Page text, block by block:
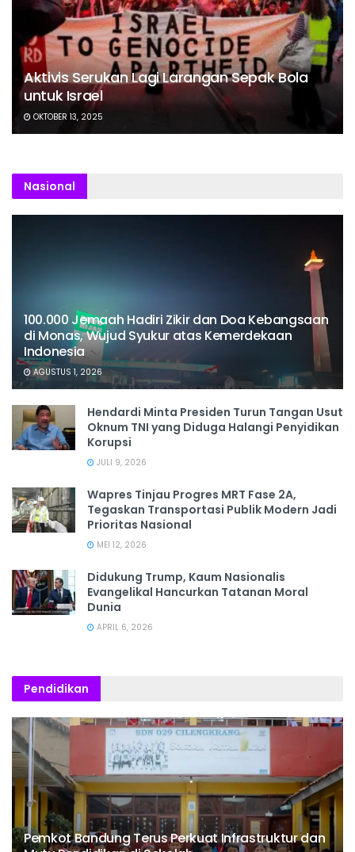
Aktivis Serukan Lagi Larangan Sepak Bola
untuk Israel
OKTOBER 13, 2025
Nasional
100.000 Jemaah Hadiri Zikir dan Doa Kebangsaan
di Monas, Wujud Syukur atas Kemerdekaan
Indonesia
AGUSTUS 1, 2026
Hendardi Minta Presiden Turun Tangan Usut
Oknum TNI yang Diduga Halangi Penyidikan
Korupsi
JULI 9, 2026
Wapres Tinjau Progres MRT Fase 2A,
Tegaskan Transportasi Publik Modern Jadi
Prioritas Nasional
MEI 12, 2026
Didukung Trump, Kaum Nasionalis
Evangelikal Hancurkan Tatanan Moral
Dunia
APRIL 6, 2026
Pendidikan
Pemkot Bandung Terus Perkuat Infrastruktur dan